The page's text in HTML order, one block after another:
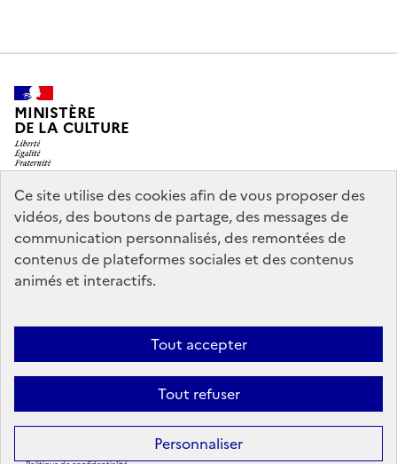
Ce site utilise des cookies afin de vous proposer des
vidéos, des boutons de partage, des messages de
communication personnalisés, des remontées de
contenus de plateformes sociales et des contenus
animés et interactifs.
Tout accepter
Tout refuser
Personnaliser
MINISTÈRE
DE LA CULTURE
legifrance.gouv.fr
info.gouv.fr
service-public.gouv.fr
data.gouv.fr
Mentions légales
conforme
Politique d’utilisation des témoins de connexion
Sauf mention contraire, tous les contenus de ce site sont sous